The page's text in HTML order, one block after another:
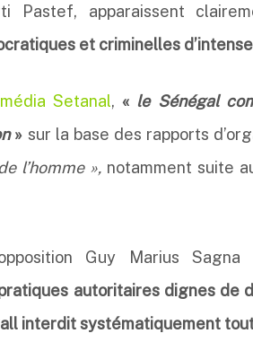
Pastef, apparaissent
et criminelles
Setanal,« le Sénégal
» sur la base des rapports
l’homme », notamment suite
Guy Marius
autoritaires dignes de
interdit systématiquement